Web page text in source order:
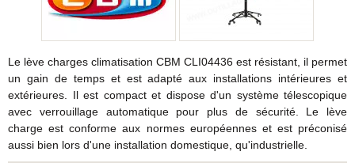
Le lève charges climatisation CBM CLI04436 est résistant, il permet
un gain de temps et est adapté aux installations intérieures et
extérieures. Il est compact et dispose d'un système télescopique
avec verrouillage automatique pour plus de sécurité. Le lève
charge est conforme aux normes européennes et est préconisé
aussi bien lors d'une installation domestique, qu'industrielle.